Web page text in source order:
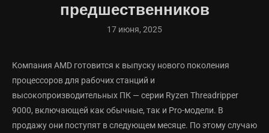
предшественников
17 июня, 2025
Компания AMD готовится к выпуску нового поколения
процессоров для рабочих станций и
высокопроизводительных ПК — серии Ryzen Threadripper
9000, включающей как обычные, так и Pro-модели. В
продажу они поступят в следующем месяце. По этому случаю